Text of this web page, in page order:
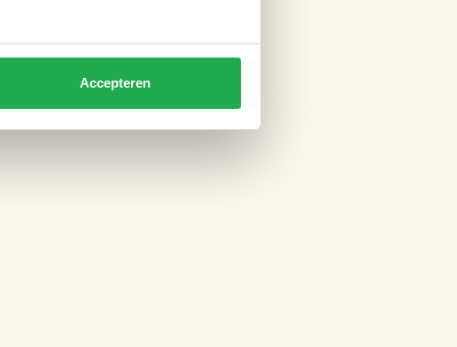
Accepteren